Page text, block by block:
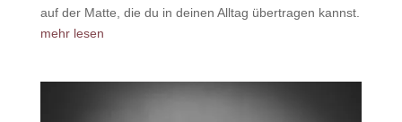
auf der Matte, die du in deinen Alltag übertragen kannst.
mehr lesen